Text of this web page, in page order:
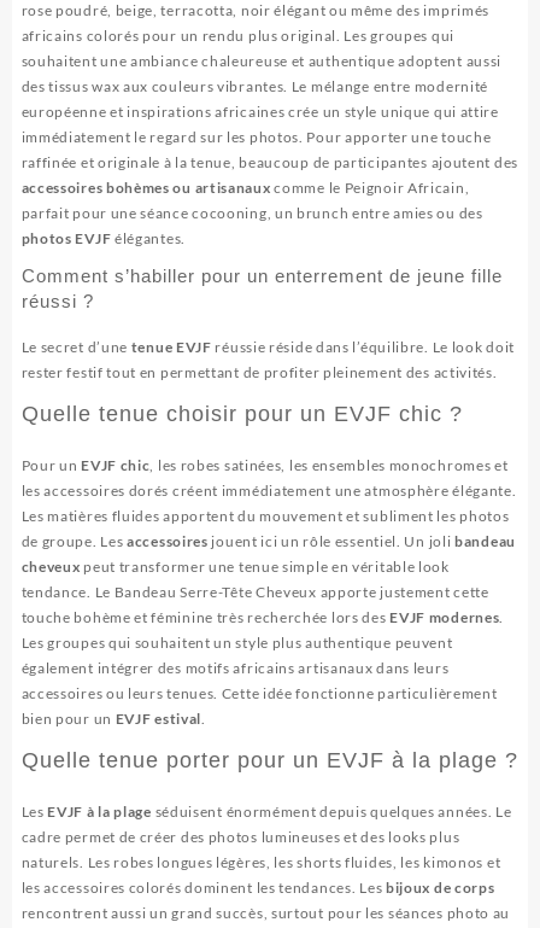
rose poudré, beige, terracotta, noir élégant ou même des imprimés
africains colorés pour un rendu plus original. Les groupes qui
souhaitent une ambiance chaleureuse et authentique adoptent aussi
des tissus wax aux couleurs vibrantes. Le mélange entre modernité
européenne et inspirations africaines crée un style unique qui attire
immédiatement le regard sur les photos. Pour apporter une touche
raffinée et originale à la tenue, beaucoup de participantes ajoutent des
accessoires bohèmes ou artisanaux comme le Peignoir Africain,
parfait pour une séance cocooning, un brunch entre amies ou des
photos EVJF élégantes.
Comment s’habiller pour un enterrement de jeune fille
réussi ?
Le secret d’une tenue EVJF réussie réside dans l’équilibre. Le look doit
rester festif tout en permettant de profiter pleinement des activités.
Quelle tenue choisir pour un EVJF chic ?
Pour un EVJF chic, les robes satinées, les ensembles monochromes et
les accessoires dorés créent immédiatement une atmosphère élégante.
Les matières fluides apportent du mouvement et subliment les photos
de groupe. Les accessoires jouent ici un rôle essentiel. Un jolibandeau
cheveux peut transformer une tenue simple en véritable look
tendance. Le Bandeau Serre-Tête Cheveux apporte justement cette
touche bohème et féminine très recherchée lors des EVJF modernes.
Les groupes qui souhaitent un style plus authentique peuvent
également intégrer des motifs africains artisanaux dans leurs
accessoires ou leurs tenues. Cette idée fonctionne particulièrement
bien pour un EVJF estival.
Quelle tenue porter pour un EVJF à la plage ?
Les EVJF à la plage séduisent énormément depuis quelques années. Le
cadre permet de créer des photos lumineuses et des looks plus
naturels. Les robes longues légères, les shorts fluides, les kimonos et
les accessoires colorés dominent les tendances. Les bijoux de corps
rencontrent aussi un grand succès, surtout pour les séances photo au